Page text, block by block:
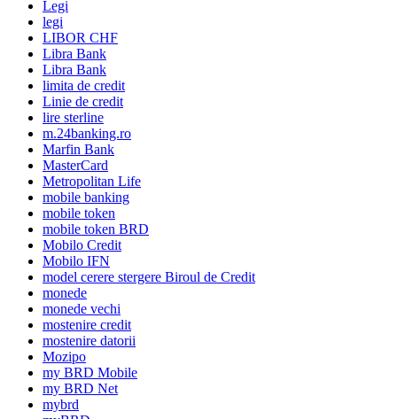
Legi
legi
LIBOR CHF
Libra Bank
Libra Bank
limita de credit
Linie de credit
lire sterline
m.24banking.ro
Marfin Bank
MasterCard
Metropolitan Life
mobile banking
mobile token
mobile token BRD
Mobilo Credit
Mobilo IFN
model cerere stergere Biroul de Credit
monede
monede vechi
mostenire credit
mostenire datorii
Mozipo
my BRD Mobile
my BRD Net
mybrd